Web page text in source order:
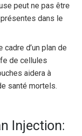
peut ne pas être
dans le
d’un plan de
de cellules
aidera à
santé mortels.
Injection: